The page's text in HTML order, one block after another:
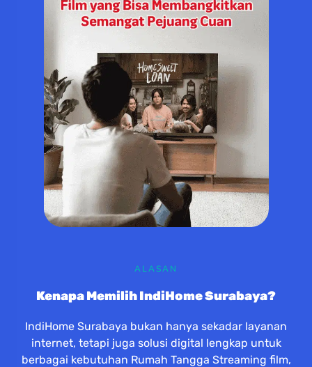
ALASAN
Kenapa Memilih IndiHome Surabaya?
IndiHome Surabaya bukan hanya sekadar layanan
internet, tetapi juga solusi digital lengkap untuk
berbagai kebutuhan Rumah Tangga Streaming film,